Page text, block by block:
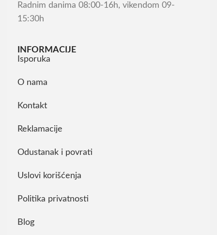
Radnim danima 08:00-16h, vikendom 09-
15:30h
INFORMACIJE
Isporuka
O nama
Kontakt
Reklamacije
Odustanak i povrati
Uslovi korišćenja
Politika privatnosti
Blog